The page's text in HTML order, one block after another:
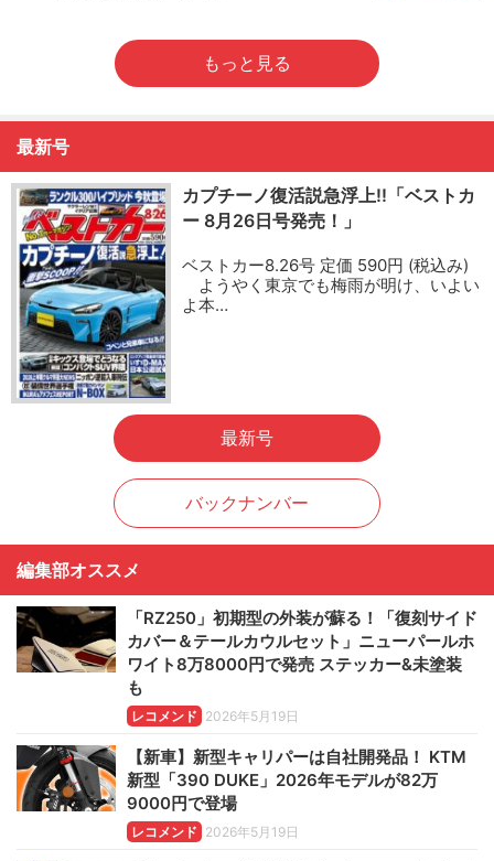
もっと見る
最新号
カプチーノ復活説急浮上!!「ベストカ
ー 8月26日号発売！」
ベストカー8.26号 定価 590円 (税込み)
ようやく東京でも梅雨が明け、いよい
よ本…
最新号
バックナンバー
編集部オススメ
「RZ250」初期型の外装が蘇る！「復刻サイド
カバー＆テールカウルセット」ニューパールホ
ワイト8万8000円で発売 ステッカー&未塗装
も
レコメンド 2026年5月19日
【新車】新型キャリパーは自社開発品！ KTM
新型「390 DUKE」2026年モデルが82万
9000円で登場
レコメンド 2026年5月19日